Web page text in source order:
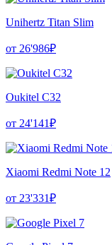
Unihertz Titan Slim
от 26'986₽
Oukitel C32
от 24'141₽
Xiaomi Redmi Note 12
от 23'331₽